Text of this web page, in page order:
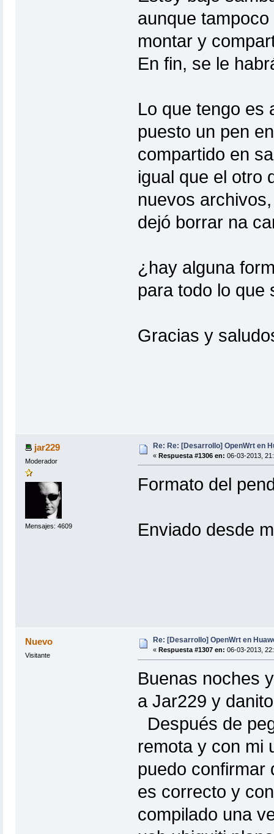
aunque
montar y
En fin, se le
Lo que tengo es
puesto un pen
compartido en
igual que el otro
nuevos
dejó borrar na
¿hay alguna
para todo lo que
Gracias y
jar229
Moderador
Mensajes: 4609
Re: Re: [Desarrollo] OpenWrt en
« Respuesta #1306 en: 06-03-2013,
Formato del
Enviado desde
Nuevo
Visitante
Re: [Desarrollo] OpenWrt en
« Respuesta #1307 en: 06-03-2013,
Buenas noches
a Jar229 y
Después de
remota y con mi
puedo confirmar
es correcto y
compilado una